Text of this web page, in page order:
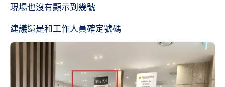
現場也沒有顯示到幾號
建議還是和工作人員確定號碼